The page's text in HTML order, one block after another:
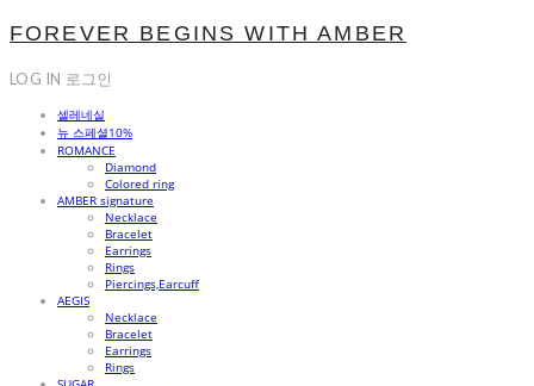
FOREVER BEGINS WITH AMBER
LOG IN 로그인
셀레네실
뉴 스페셜10%
ROMANCE
Diamond
Colored ring
AMBER signature
Necklace
Bracelet
Earrings
Rings
Piercings,Earcuff
AEGIS
Necklace
Bracelet
Earrings
Rings